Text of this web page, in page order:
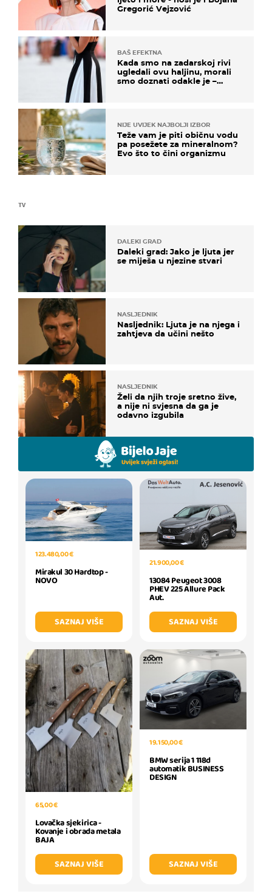
TV
DALEKI GRAD
Daleki grad: Jako je ljuta jer
se miješa u njezine stvari
NASLJEDNIK
Nasljednik: Ljuta je na njega i
zahtjeva da učini nešto
NASLJEDNIK
Želi da njih troje sretno žive,
a nije ni svjesna da ga je
odavno izgubila
Gregorić Vejzović
BAŠ EFEKTNA
Kada smo na zadarskoj rivi
ugledali ovu haljinu, morali
smo doznati odakle je –
NIJE UVIJEK NAJBOLJI IZBOR
Teže vam je piti običnu vodu
pa posežete za mineralnom?
Evo što to čini organizmu
123.480,00 €
Mirakul 30 Hardtop -
NOVO
SAZNAJ VIŠE
21.900,00 €
13084 Peugeot 3008
PHEV 225 Allure Pack
Aut.
SAZNAJ VIŠE
65,00 €
Lovačka sjekirica -
Kovanje i obrada metala
BAJA
SAZNAJ VIŠE
19.150,00 €
BMW serija 1 118d
automatik BUSINESS
DESIGN
SAZNAJ VIŠE